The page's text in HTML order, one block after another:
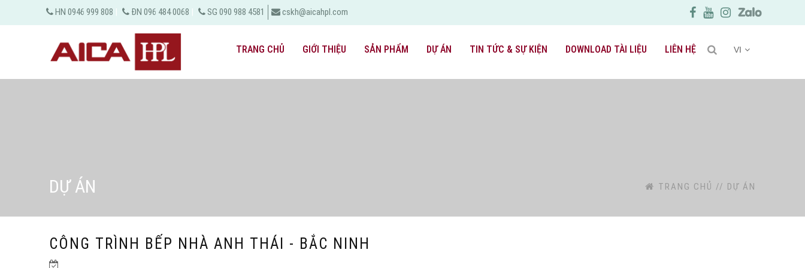
HN 0946 999 808 | ĐN 096 484 0068 | SG 090 988 4581 cskh@aicahpl.com
TRANG CHỦ GIỚI THIỆU SẢN PHẨM DỰ ÁN TIN TỨC & SỰ KIỆN DOWNLOAD TÀI LIỆU LIÊN HỆ VI
DỰ ÁN TRANG CHỦ // DỰ ÁN
CÔNG TRÌNH BẾP NHÀ ANH THÁI - BẮC NINH